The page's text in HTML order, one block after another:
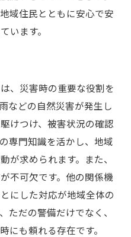
性
感
じる瞬間
の重要性と誇り：群馬
的意義
の構築
性
持つ理由
感
域住民とともに安心で安
います。
、災害時の重要な役割を
などの自然災害が発生し
けつけ、被害状況の確認
専門知識を活かし、地域
が求められます。また、
不可欠です。他の関係機
にした対応が地域全体の
ただの警備だけでなく、
にも頼れる存在です。